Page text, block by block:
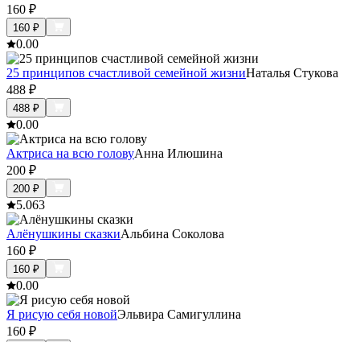
160 ₽
160 ₽
0.00
25 принципов счастливой семейной жизниНаталья Стукова
488 ₽
488 ₽
0.00
Актриса на всю головуАнна Илюшина
200 ₽
200 ₽
5.063
Алёнушкины сказкиАльбина Соколова
160 ₽
160 ₽
0.00
Я рисую себя новойЭльвира Самигуллина
160 ₽